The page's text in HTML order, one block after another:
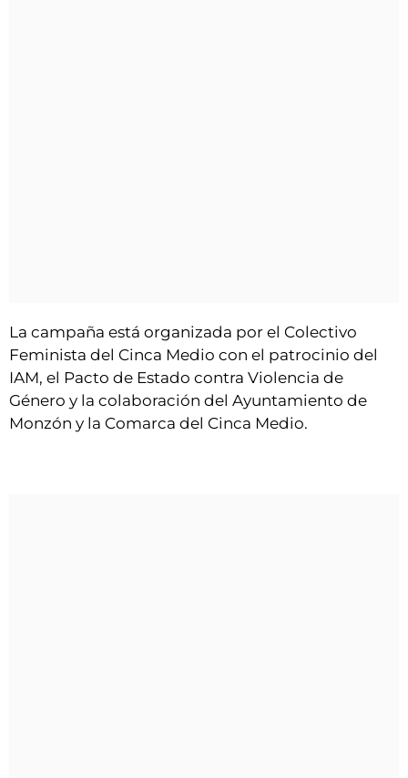
La campaña está organizada por el Colectivo
Feminista del Cinca Medio con el patrocinio del
IAM, el Pacto de Estado contra Violencia de
Género y la colaboración del Ayuntamiento de
Monzón y la Comarca del Cinca Medio.